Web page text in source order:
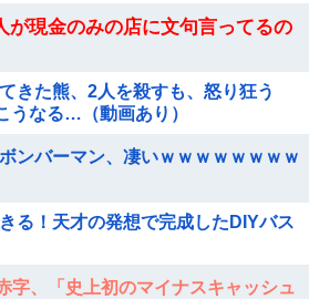
が現金のみの店に文句言ってるの
きた熊、2人を殺すも、怒り狂う
うなる…（動画あり）
ンバーマン、凄いｗｗｗｗｗｗｗｗ
る！天才の発想で完成したDIYバス
字、「史上初のマイナスキャッシュ